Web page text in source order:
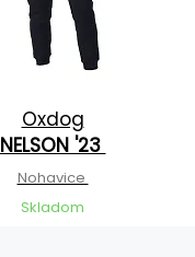
Oxdog
NELSON '23
Nohavice
Skladom